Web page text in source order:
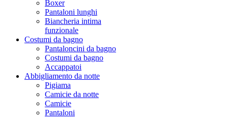
Boxer
Pantaloni lunghi
Biancheria intima
funzionale
Costumi da bagno
Pantaloncini da bagno
Costumi da bagno
Accappatoi
Abbigliamento da notte
Pigiama
Camicie da notte
Camicie
Pantaloni